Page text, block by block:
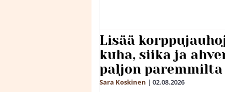
Lisää
kuha, siika ja
paljon paremmilta
Sara Koskinen | 02.08.2026